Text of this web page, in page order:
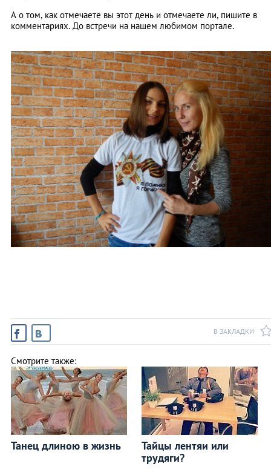
А о том, как отмечаете вы этот день и отмечаете ли, пишите в
комментариях. До встречи на нашем любимом портале.
В ЗАКЛАДКИ
Смотрите также:
Танец длиною в жизнь
Тайцы лентяи или
трудяги?